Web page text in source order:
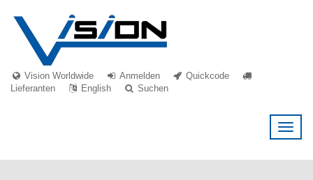
Vision Worldwide Anmelden
Quickcode
Lieferanten
English Suchen